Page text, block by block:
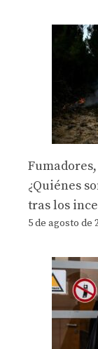
¿Quiénes
tras los
5 de agosto de